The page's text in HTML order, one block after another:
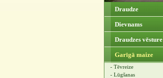
Draudze
Dievnams
Draudzes vēsture
Garīgā maize
- Tēvreize
- Lūgšanas